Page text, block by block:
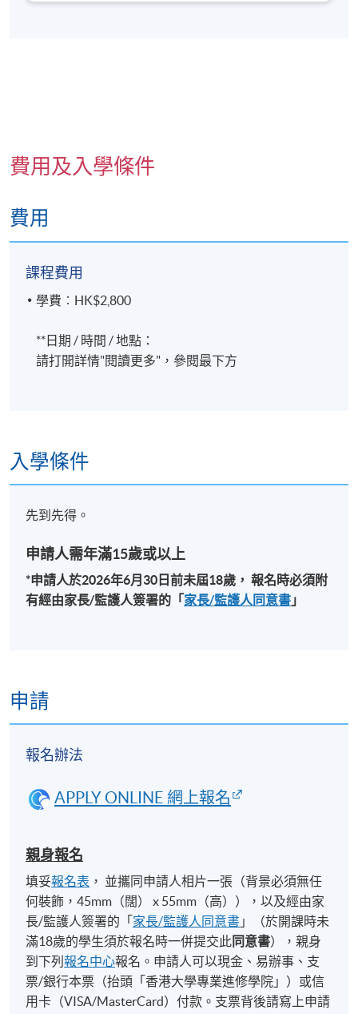
心向職員索取正式收據，建議可於第一課前預留時
英文全名及郵寄地址）。詳情請參閱
https://hkuspace.hku.hk/cht/teaching-and-
2025年7月12日 - 2025年8月16日
地點
課前開課前7至3天，以電郵方式通知學員
SPACE 開辦的課程擔任導師外，亦曾在香港多間高等
院校及機構擔任課程導師，教學經驗豐富。
美國身心語言程式學高級執行師證書
美國時間綫治療師證書
美國運動機制學會健腦操基礎證書
中國韋氏兒童智力量表主試員
生物趾析課程認證導師
費用及入學條件
費用
課程費用
學費︰HK$2,800
**日期 / 時間 / 地點：
請打開詳情"閱讀更多"，參閱最下方
入學條件
先到先得。
申請人需年滿15歲或以上
*申請人於2026年6月30 日前未屆18歲， 報名時必須附
有經由家長/監護人簽署的「 家長/監護人同意書 」
申請
報名辦法
APPLY ONLINE 網上報名
親身報名
填妥報名表 ， 並攜同申請人相片一張（背景必須無任
何裝飾，45mm（闊） x 55mm（高）），以及經由家
長/監護人簽署的「 家長/監護人同意書 」（於開課時未
滿18歲的學生須於報名時一併提交此同意書），親身
到下列報名中心報名。申請人可以現金、易辦事、支
票/銀行本票（抬頭「香港大學專業進修學院」）或信
用卡（VISA/MasterCard）付款。支票背後請寫上申請